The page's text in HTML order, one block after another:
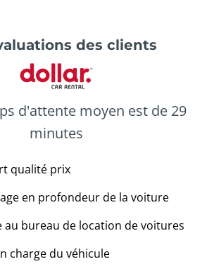
des clients
d'attente moyen est de 29
minutes
qualité prix
en profondeur de la voiture
au bureau de location de voitures
charge du véhicule